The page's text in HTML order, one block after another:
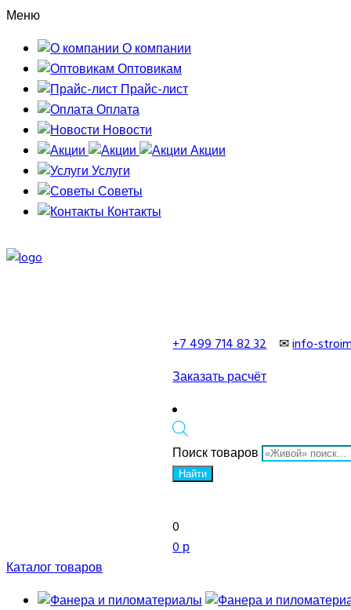
Меню
О компании
Оптовикам
Прайс-лист
Оплата
Новости
Акции
Услуги
Советы
Контакты
+7 499 714 82 32✉info-
Заказать расчёт
Поиск товаров
Найти
0
0 р
Каталог товаров